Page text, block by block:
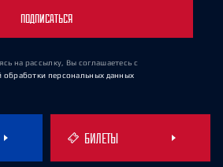
ПОДПИСАТЬСЯ
на рассылку, Вы соглашаетесь с
обработки персональных данных
БИЛЕТЫ